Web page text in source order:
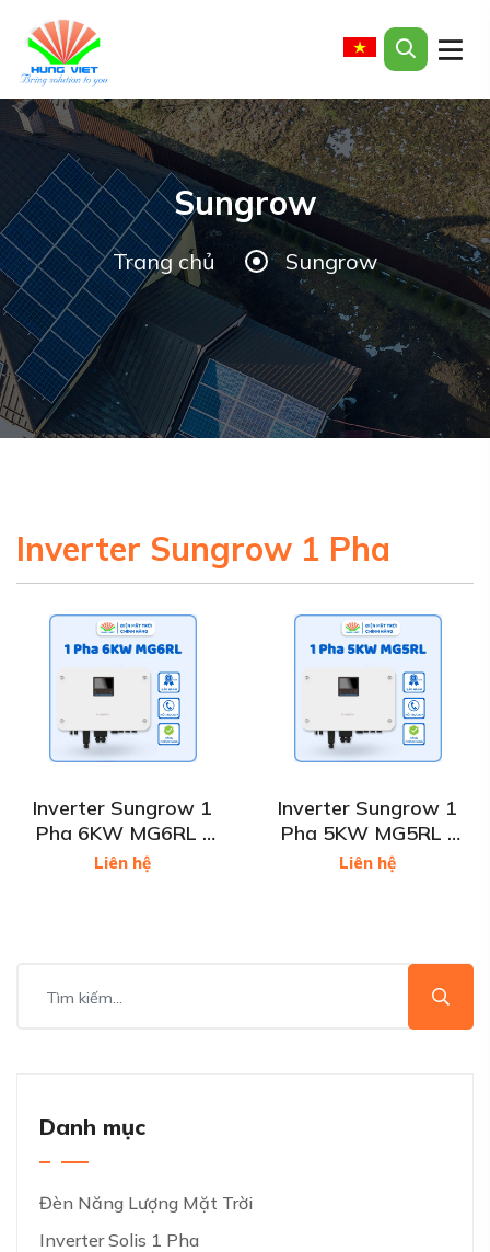
Sungrow
Trang chủ Sungrow
Inverter Sungrow 1 Pha
Inverter Sungrow 1
Pha 6KW MG6RL -
Inverter 6KW
Liên hệ
Inverter Sungrow 1
Pha 5KW MG5RL -
Inverter 5KW
Liên hệ
Danh mục
Đèn Năng Lượng Mặt Trời
Inverter Solis 1 Pha